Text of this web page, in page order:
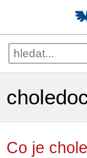
Co je